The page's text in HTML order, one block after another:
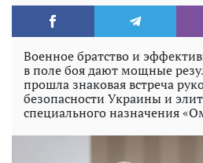
Военное братство и
в поле боя дают мощные
прошла знаковая встреча
безопасности Украины и
специального назначения